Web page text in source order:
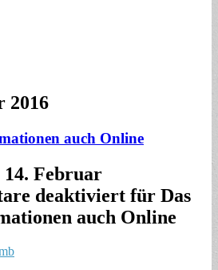
2016
auch Online
14. Februar
deaktiviert für Das
auch Online